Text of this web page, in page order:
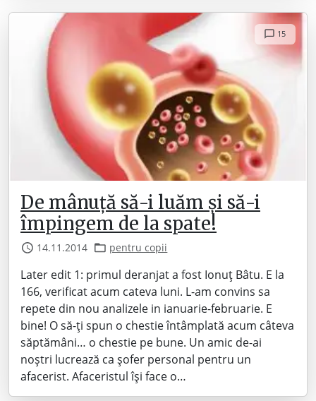
15
De mânuță să-i luăm și să-i
împingem de la spate!
14.11.2014 pentru copii
Later edit 1: primul deranjat a fost Ionuț Bâtu. E la
166, verificat acum cateva luni. L-am convins sa
repete din nou analizele in ianuarie-februarie. E
bine! O să-ți spun o chestie întâmplată acum câteva
săptămâni… o chestie pe bune. Un amic de-ai
noștri lucrează ca șofer personal pentru un
afacerist. Afaceristul își face o…